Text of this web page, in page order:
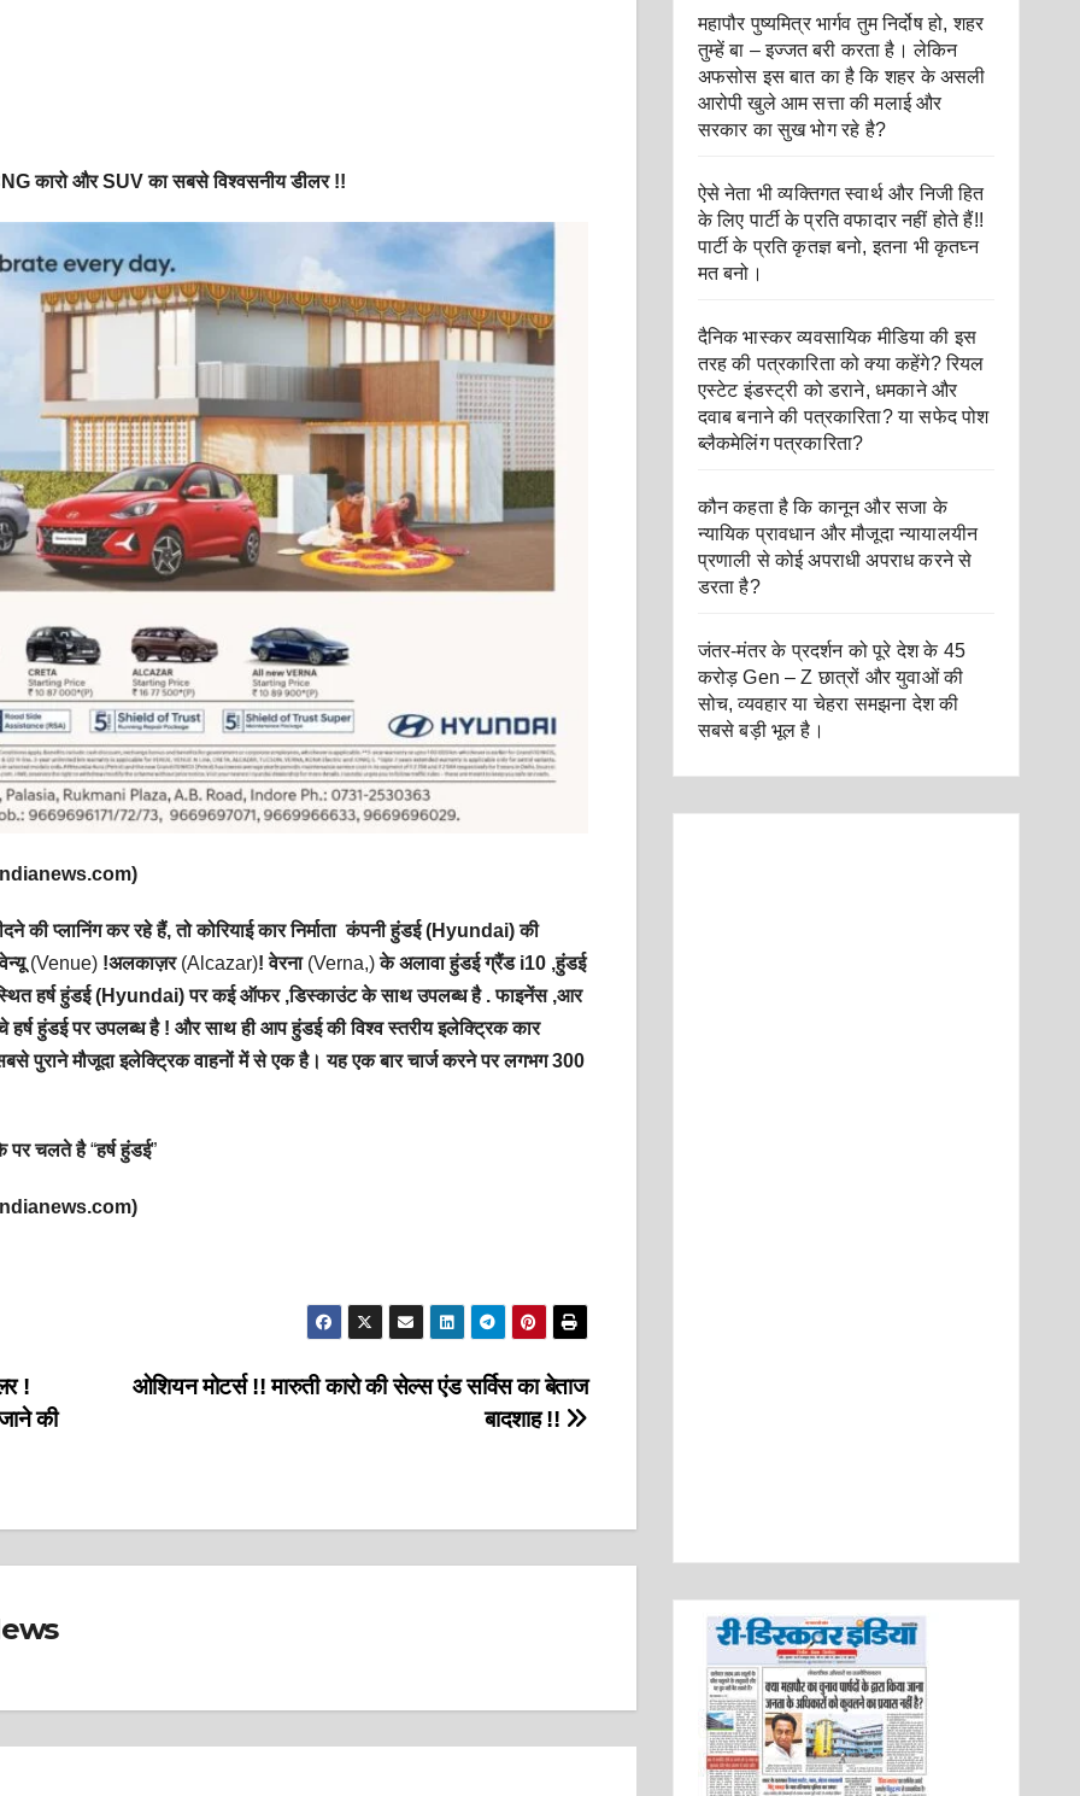
कारो और SUV का सबसे विश्वसनीय डीलर !!
की प्लानिंग कर रहे हैं,तो कोरियाई कार निर्माता कंपनी हुंडई (Hyundai) की
(Venue) !अलकाज़र(Alcazar)! वेरना(Verna,)के अलावा हुंडई ग्रैंड i10 ,हुंडई
हर्ष हुंडई (Hyundai) पर कई ऑफर ,डिस्काउंट के साथ उपलब्ध है . फाइनेंस ,आर
हुंडई पर उपलब्ध है ! और साथ ही आप हुंडई की विश्व स्तरीय इलेक्ट्रिक कार
पुराने मौजूदा इलेक्ट्रिक वाहनों में से एक है। यह एक बार चार्ज करने पर लगभग 300
पर चलते है“हर्ष हुंडई”
ओशियन मोटर्स !! मारुती कारो की सेल्स एंड सर्विस का बेताज
बादशाह !!
!
की
महापौर पुष्यमित्र भार्गव तुम निर्दोष हो, शहर
तुम्हें बा – इज्जत बरी करता है। लेकिन
अफसोस इस बात का है कि शहर के असली
आरोपी खुले आम सत्ता की मलाई और
सरकार का सुख भोग रहे है?
ऐसे नेता भी व्यक्तिगत स्वार्थ और निजी हित
के लिए पार्टी के प्रति वफादार नहीं होते हैं!!
पार्टी के प्रति कृतज्ञ बनो, इतना भी कृतघ्न
मत बनो।
दैनिक भास्कर व्यवसायिक मीडिया की इस
तरह की पत्रकारिता को क्या कहेंगे? रियल
एस्टेट इंडस्ट्री को डराने, धमकाने और
दवाब बनाने की पत्रकारिता? या सफेद पोश
ब्लैकमेलिंग पत्रकारिता?
कौन कहता है कि कानून और सजा के
न्यायिक प्रावधान और मौजूदा न्यायालयीन
प्रणाली से कोई अपराधी अपराध करने से
डरता है?
जंतर-मंतर के प्रदर्शन को पूरे देश के 45
करोड़ Gen – Z छात्रों और युवाओं की
सोच, व्यवहार या चेहरा समझना देश की
सबसे बड़ी भूल है।